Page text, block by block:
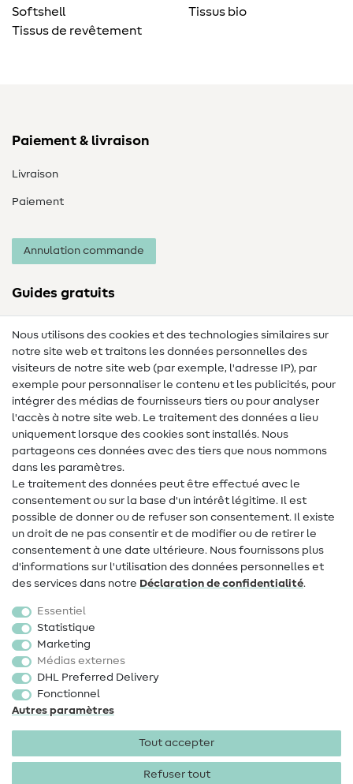
Softshell
Tissus de revêtement
Tissus bio
Paiement & livraison
Livraison
Paiement
Annulation commande
Guides gratuits
Lexique de couture
Tutos de couture
Aide & contact
Contact
Changement de propriétaire
FAQ
Droit de rétractation
Populaire
Accessoires de couture
Promotions
Nous utilisons des cookies et des technologies similaires sur
notre site web et traitons les données personnelles des
visiteurs de notre site web (par exemple, l'adresse IP), par
exemple pour personnaliser le contenu et les publicités, pour
intégrer des médias de fournisseurs tiers ou pour analyser
l'accès à notre site web. Le traitement des données a lieu
uniquement lorsque des cookies sont installés. Nous
partageons ces données avec des tiers que nous nommons
dans les paramètres.
Le traitement des données peut être effectué avec le
consentement ou sur la base d'un intérêt légitime. Il est
possible de donner ou de refuser son consentement. Il existe
un droit de ne pas consentir et de modifier ou de retirer le
consentement à une date ultérieure. Nous fournissons plus
d'informations sur l'utilisation des données personnelles et
des services dans notre Déclaration de confidentialité.
Essentiel
Statistique
Marketing
Médias externes
DHL Preferred Delivery
Fonctionnel
Autres paramètres
Tout accepter
Refuser tout
Mentions légales Protection des données CGV
Droit